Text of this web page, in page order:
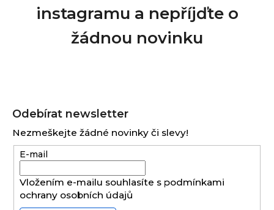
instagramu a nepříjďte o
žádnou novinku
Odebírat newsletter
Nezmeškejte žádné novinky či slevy!
E-mail
Vložením e-mailu souhlasíte s podmínkami
ochrany osobních údajů